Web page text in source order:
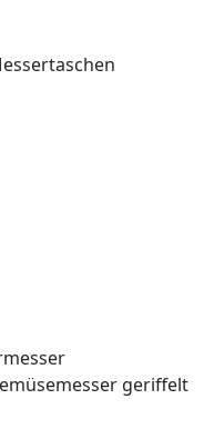
geriffelt